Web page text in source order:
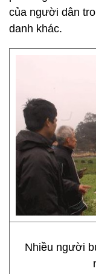
của người dân
danh khác.
Nhiều người